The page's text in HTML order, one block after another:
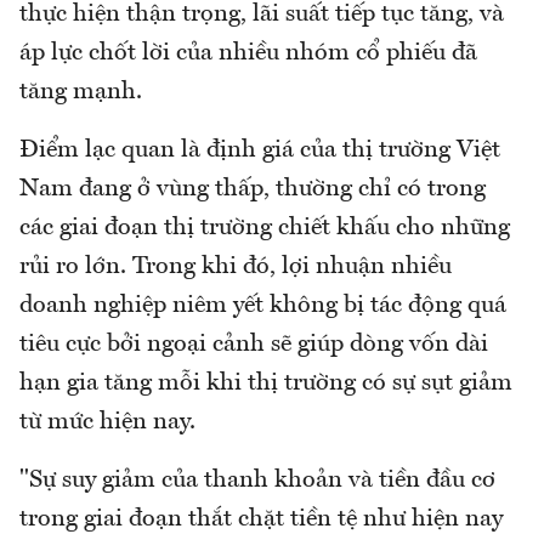
thực hiện thận trọng, lãi suất tiếp tục tăng, và
áp lực chốt lời của nhiều nhóm cổ phiếu đã
tăng mạnh.
Điểm lạc quan là định giá của thị trường Việt
Nam đang ở vùng thấp, thường chỉ có trong
các giai đoạn thị trường chiết khấu cho những
rủi ro lớn. Trong khi đó, lợi nhuận nhiều
doanh nghiệp niêm yết không bị tác động quá
tiêu cực bởi ngoại cảnh sẽ giúp dòng vốn dài
hạn gia tăng mỗi khi thị trường có sự sụt giảm
từ mức hiện nay.
"Sự suy giảm của thanh khoản và tiền đầu cơ
trong giai đoạn thắt chặt tiền tệ như hiện nay